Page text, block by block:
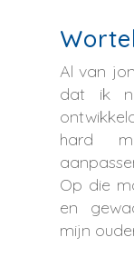
Al van
dat ik
hard
Op die
en
mijn